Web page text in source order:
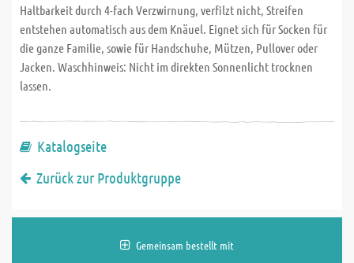
Haltbarkeit durch 4-fach Verzwirnung, verfilzt nicht, Streifen
entstehen automatisch aus dem Knäuel. Eignet sich für Socken für
die ganze Familie, sowie für Handschuhe, Mützen, Pullover oder
Jacken. Waschhinweis: Nicht im direkten Sonnenlicht trocknen
lassen.
Katalogseite
Zurück zur Produktgruppe
Gemeinsam bestellt mit